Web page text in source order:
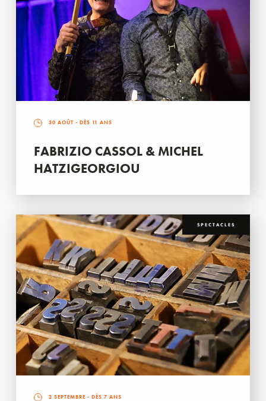
30 AOÛT - DÈS 11 ANS
FABRIZIO CASSOL & MICHEL
HATZIGEORGIOU
SPECTACLES
2 SEPTEMBRE - DÈS 7 ANS